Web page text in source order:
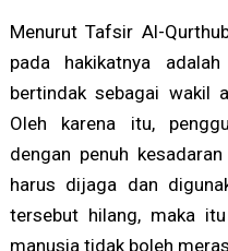
Menurut Tafsir Al-
pada hakikatnya
bertindak sebagai wakil
Oleh karena itu,
dengan penuh
harus dijaga dan
tersebut hilang, maka
manusia tidak boleh